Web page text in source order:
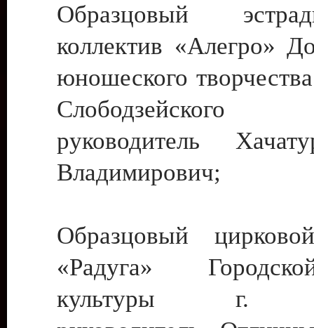
Образцовый
коллектив «Алегро»
юношеского
руководитель
Владимирович;
Образцовый
«Радуга»
культуры г.